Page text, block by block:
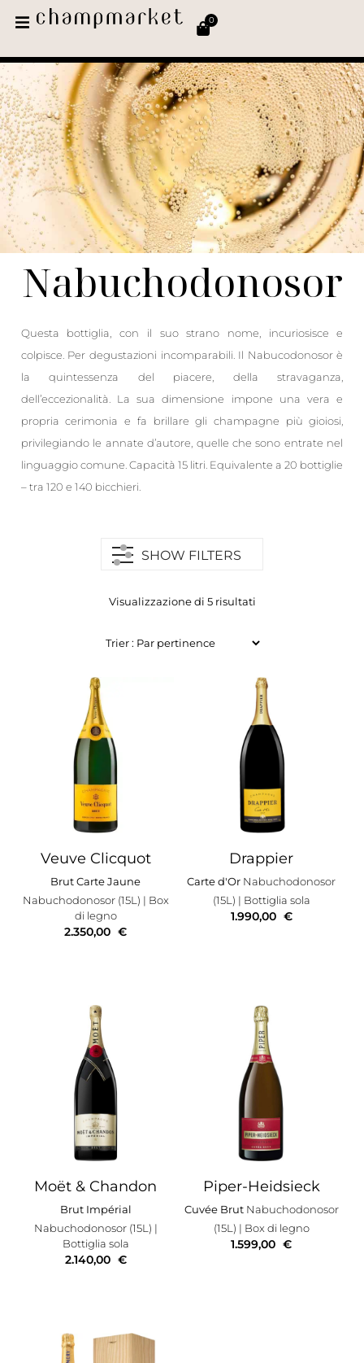
0
Nabuchodonosor
Questa bottiglia, con il suo strano nome, incuriosisce e
colpisce. Per degustazioni incomparabili. Il Nabucodonosor è
la quintessenza del piacere, della stravaganza,
dell’eccezionalità. La sua dimensione impone una vera e
propria cerimonia e fa brillare gli champagne più gioiosi,
privilegiando le annate d’autore, quelle che sono entrate nel
linguaggio comune. Capacità 15 litri. Equivalente a 20 bottiglie
– tra 120 e 140 bicchieri.
SHOW FILTERS
Visualizzazione di 5 risultati
Veuve Clicquot
Brut Carte Jaune
Nabuchodonosor (15L) | Box
di legno
2.350,00 €
Drappier
Carte d'Or Nabuchodonosor
(15L) | Bottiglia sola
1.990,00 €
Moët & Chandon
Brut Impérial
Nabuchodonosor (15L) |
Bottiglia sola
2.140,00 €
Piper-Heidsieck
Cuvée Brut Nabuchodonosor
(15L) | Box di legno
1.599,00 €